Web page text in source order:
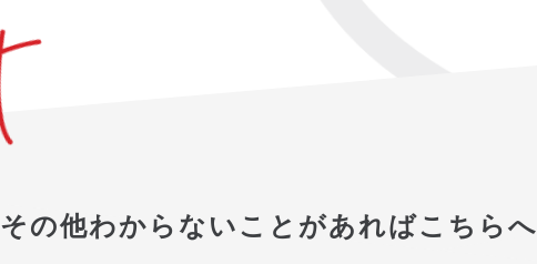
その他わからないことがあればこちらへ